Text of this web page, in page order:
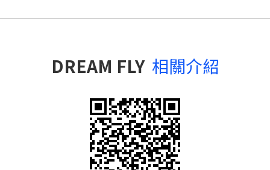
DREAM FLY 相關介紹